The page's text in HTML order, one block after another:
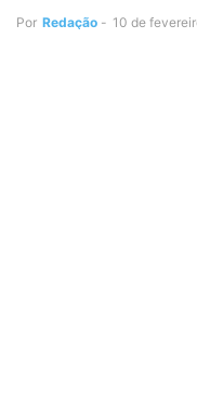
Por Redação - 10 de